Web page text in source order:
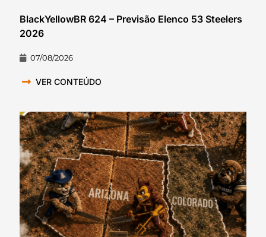
BlackYellowBR 624 – Previsão Elenco 53 Steelers
2026
07/08/2026
VER CONTEÚDO